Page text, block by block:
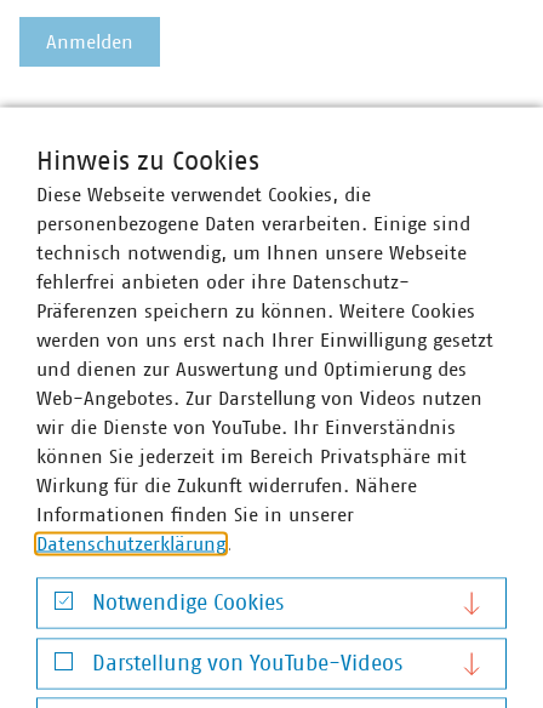
VKU-Bereiche
Zum
Hinweis zu Cookies
Diese Webseite verwendet Cookies, die
personenbezogene Daten verarbeiten. Einige sind
technisch notwendig, um Ihnen unsere Webseite
fehlerfrei anbieten oder ihre Datenschutz-
Präferenzen speichern zu können. Weitere Cookies
werden von uns erst nach Ihrer Einwilligung gesetzt
und dienen zur Auswertung und Optimierung des
Web-Angebotes. Zur Darstellung von Videos nutzen
wir die Dienste von YouTube. Ihr Einverständnis
können Sie jederzeit im Bereich Privatsphäre mit
Wirkung für die Zukunft widerrufen. Nähere
Informationen finden Sie in unserer
Datenschutzerklärung.
Notwendige Cookies
Notwendige Cookies
Darstellung von YouTube-Videos
Darstellung von YouTube-Videos